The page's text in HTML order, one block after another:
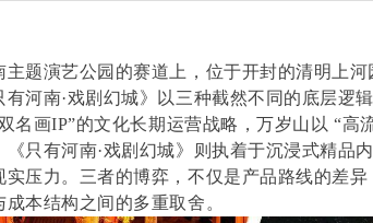
主题演艺公园的赛道上，位于开封的清明上
有河南·戏剧幻城》以三种截然不同的底层逻
名画IP”的文化长期运营战略，万岁山以 “高
《只有河南·戏剧幻城》则执着于沉浸式精品
实压力。三者的博弈，不仅是产品路线的差
成本结构之间的多重取舍。